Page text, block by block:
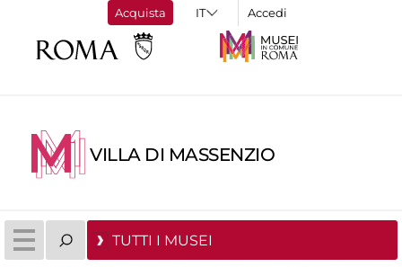
Acquista Accedi
VILLA DI MASSENZIO
TUTTI I MUSEI